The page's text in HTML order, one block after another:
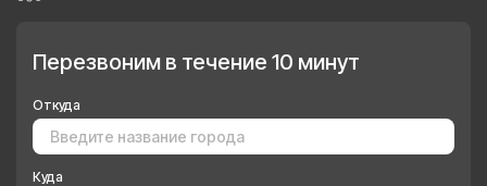
Перезвоним в течение 10 минут
Откуда
Куда